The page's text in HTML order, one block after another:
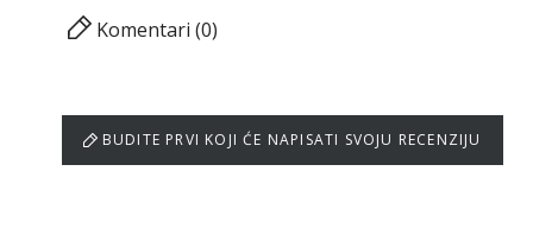
Komentari (0)
BUDITE PRVI KOJI ĆE NAPISATI SVOJU RECENZIJU